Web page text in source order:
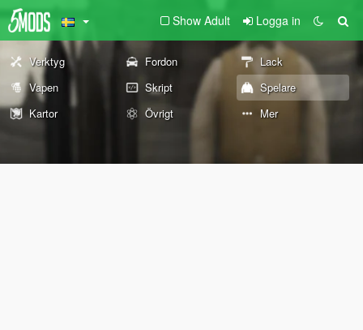
Show Adult Logga in
Verktyg Fordon
Lack
Vapen
Skript
Spelare
Kartor
Övrigt Mer